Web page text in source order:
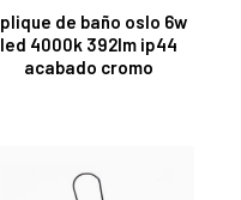
de baño oslo 6w
led 4000k 392lm ip44
acabado cromo